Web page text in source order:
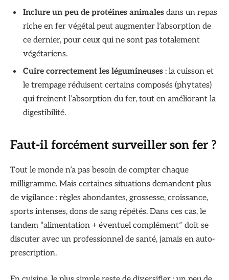
Inclure un peu de protéines animales dans un repas
riche en fer végétal peut augmenter l’absorption de
ce dernier, pour ceux qui ne sont pas totalement
végétariens.
Cuire correctement les légumineuses : la cuisson et
le trempage réduisent certains composés (phytates)
qui freinent l’absorption du fer, tout en améliorant la
digestibilité.
Faut-il forcément surveiller son fer ?
Tout le monde n’a pas besoin de compter chaque
milligramme. Mais certaines situations demandent plus
de vigilance : règles abondantes, grossesse, croissance,
sports intenses, dons de sang répétés. Dans ces cas, le
tandem “alimentation + éventuel complément” doit se
discuter avec un professionnel de santé, jamais en auto-
prescription.